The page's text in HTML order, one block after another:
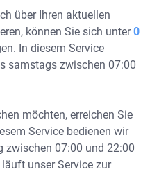
über Ihren aktuellen
können Sie sich unter0
In diesem Service
samstags zwischen 07:00
möchten, erreichen Sie
Service bedienen wir
zwischen 07:00 und 22:00
unser Service zur